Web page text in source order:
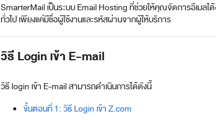
SmarterMail เป็นระบบ Email Hosting ที่ช่วยให้คุณจัดการอีเมลไ
ทั่วไป เพียงแค่มีชื่อผู้ใช้งานและรหัสผ่านจากผู้ให้บริการ
วิธี Login เข้า E-mail
วิธี login เข้า E-mail สามารถดำเนินการได้ดังนี้
ขั้นตอนที่ 1: วิธี Login เข้า Z.com